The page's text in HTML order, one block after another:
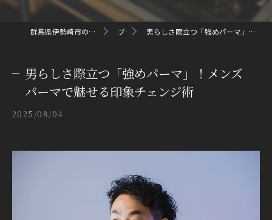
群馬県伊勢崎市のメンズパーマならMr.PLAT ブログ 男らしさ際立つ「強めパーマ」！メンズパーマで魅せる印象チェンジ術
男らしさ際立つ「強めパーマ」！メンズ
パーマで魅せる印象チェンジ術
2025/08/04